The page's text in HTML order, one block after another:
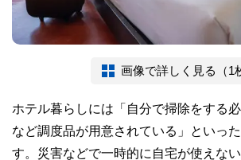
画像で詳しく見る（1
ホテル暮らしには「自分で掃除をする
など調度品が用意されている」といっ
す。災害などで一時的に自宅が使えな